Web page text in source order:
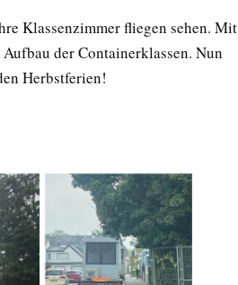
Klassenzimmer fliegen sehen. Mit
der Containerklassen. Nun
Herbstferien!